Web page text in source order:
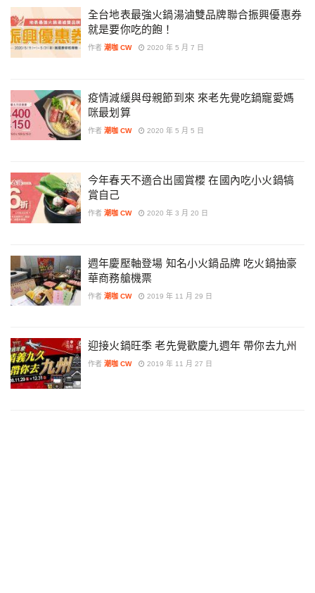
全台地表最強火鍋湯滷雙品牌聯合振興優惠券
就是要你吃的飽！
作者 潮咖 CW 2020 年 5 月 7 日
疫情減緩與母親節到來 來老先覺吃鍋寵愛媽
咪最划算
作者 潮咖 CW 2020 年 5 月 5 日
今年春天不適合出國賞櫻 在國內吃小火鍋犒
賞自己
作者 潮咖 CW 2020 年 3 月 20 日
週年慶壓軸登場 知名小火鍋品牌 吃火鍋抽豪
華商務艙機票
作者 潮咖 CW 2019 年 11 月 29 日
迎接火鍋旺季 老先覺歡慶九週年 帶你去九州
作者 潮咖 CW 2019 年 11 月 27 日